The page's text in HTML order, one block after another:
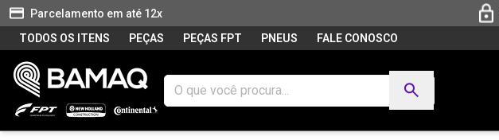
Parcelamento em até 12x
TODOS OS ITENS
PEÇAS PEÇAS FPT PNEUS FALE CONOSCO